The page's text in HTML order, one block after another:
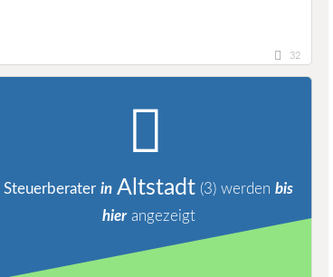
32
Steuerberater in Altstadt (3) werden bis
hierangezeigt